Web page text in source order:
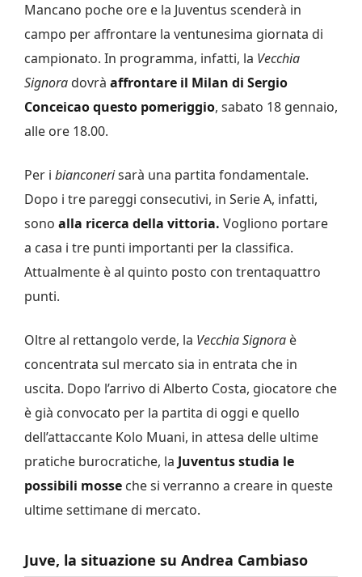
Mancano poche ore e la Juventus scenderà in
campo per affrontare la ventunesima giornata di
campionato. In programma, infatti, la Vecchia
Signora dovrà affrontare il Milan di Sergio
Conceicao questo pomeriggio, sabato 18 gennaio,
alle ore 18.00.
Per i bianconerisarà una partita fondamentale.
Dopo i tre pareggi consecutivi, in Serie A, infatti,
sono alla ricerca della vittoria. Vogliono portare
a casa i tre punti importanti per la classifica.
Attualmente è al quinto posto con trentaquattro
punti.
Oltre al rettangolo verde, la Vecchia Signora è
concentrata sul mercato sia in entrata che in
uscita. Dopo l’arrivo di Alberto Costa, giocatore che
è già convocato per la partita di oggi e quello
dell’attaccante Kolo Muani, in attesa delle ultime
pratiche burocratiche, la Juventus studia le
possibili mosse che si verranno a creare in queste
ultime settimane di mercato.
Juve, la situazione su Andrea Cambiaso